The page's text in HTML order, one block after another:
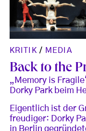
KRITIK / MEDIA
Back to the
„Memory is
Dorky Park beim
Eigentlich ist der
freudiger: Dorky
in Berlin